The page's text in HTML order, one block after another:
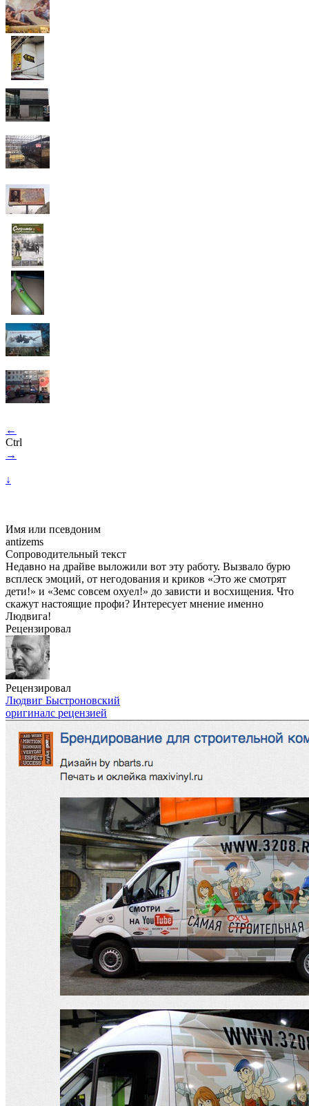
←
Ctrl
→
↓
Имя или псевдоним
antizems
Сопроводительный текст
Недавно на драйве выложили вот эту работу. Вызвало бурю
всплеск эмоций, от негодования и криков «Это же смотрят
дети!» и «Земс совсем охуел!» до зависти и восхищения. Что
скажут настоящие профи? Интересует мнение именно
Людвига!
Рецензировал
Рецензировал
Людвиг Быстроновский
оригиналс рецензией